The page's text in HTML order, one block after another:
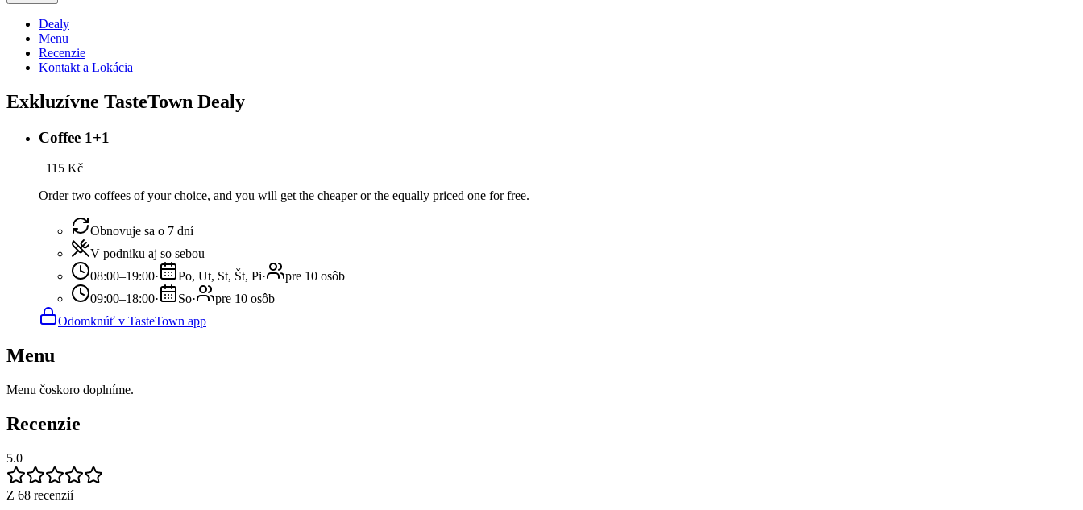
Dealy
Menu
Recenzie
Kontakt a Lokácia
Exkluzívne TasteTown Dealy
Coffee 1+1
−115 Kč
Order two coffees of your choice, and you will get the cheaper or the equally priced one for free.
Obnovuje sa o 7 dní
V podniku aj so sebou
08:00–19:00· Po, Ut, St, Št, Pi·
pre 10 osôb
09:00–18:00· So·
pre 10 osôb
Odomknúť v TasteTown app
Menu
Menu čoskoro doplníme.
Recenzie
5.0
Z 68 recenzií